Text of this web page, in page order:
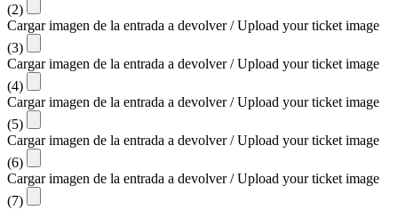
(2)
Cargar imagen de la entrada a devolver / Upload your ticket image
(3)
Cargar imagen de la entrada a devolver / Upload your ticket image
(4)
Cargar imagen de la entrada a devolver / Upload your ticket image
(5)
Cargar imagen de la entrada a devolver / Upload your ticket image
(6)
Cargar imagen de la entrada a devolver / Upload your ticket image
(7)